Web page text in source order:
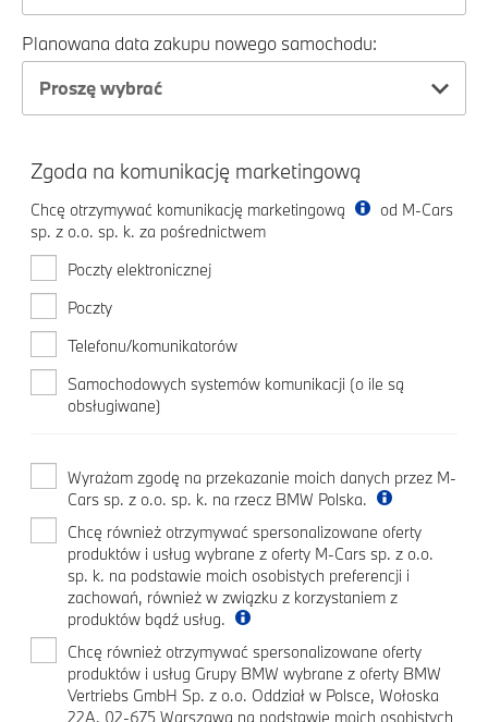
Planowana data zakupu nowego samochodu:
Proszę wybrać
Zgoda na komunikację marketingową
Chcę otrzymywać komunikację marketingową
od M-Cars
sp. z o.o. sp. k. za pośrednictwem
Poczty elektronicznej
Poczty
Telefonu/komunikatorów
Samochodowych systemów komunikacji (o ile są
obsługiwane)
Wyrażam zgodę na przekazanie moich danych przez M-
Cars sp. z o.o. sp. k. na rzecz BMW Polska.
Chcę również otrzymywać spersonalizowane oferty
produktów i usług wybrane z oferty M-Cars sp. z o.o.
sp. k. na podstawie moich osobistych preferencji i
zachowań, również w związku z korzystaniem z
produktów bądź usług.
Chcę również otrzymywać spersonalizowane oferty
produktów i usług Grupy BMW wybrane z oferty BMW
Vertriebs GmbH Sp. z o.o. Oddział w Polsce, Wołoska
22A, 02-675 Warszawa na podstawie moich osobistych